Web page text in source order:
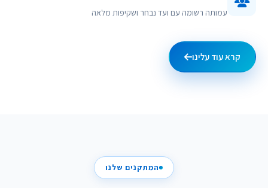
עמותה רשומה עם ועד נבחר ושקיפות מלאה
קרא עוד עלינו
המתקנים שלנו